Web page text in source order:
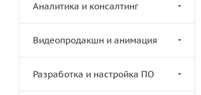
Аналитика и консалтинг
Видеопродакшн и анимация
Разработка и настройка ПО